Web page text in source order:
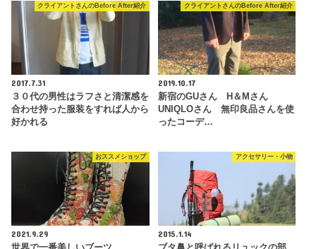
クライアントさんのBefore After紹介
2017.7.31
３０代の男性はラフさと清潔感を
合わせ持った服装をすれば人から
好かれる
クライアントさんのBefore After紹介
2019.10.17
新宿のGUさん H＆Mさん
UNIQLOさん 無印良品さんを使
ったコーデ…
おススメショップ
2021.9.29
アクセサリー・小物
2015.1.14